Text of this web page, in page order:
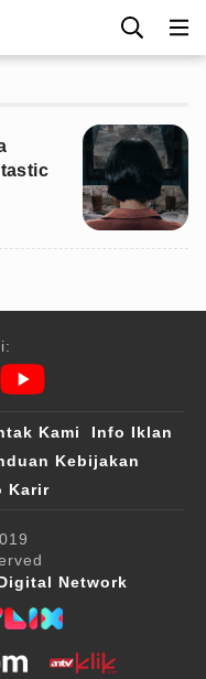
Kami
Info Iklan
Kebijakan
Karir
Network